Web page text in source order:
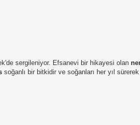
sergileniyor. Efsanevi bir hikayesi olan
soğanlı bir bitkidir ve soğanları her yıl